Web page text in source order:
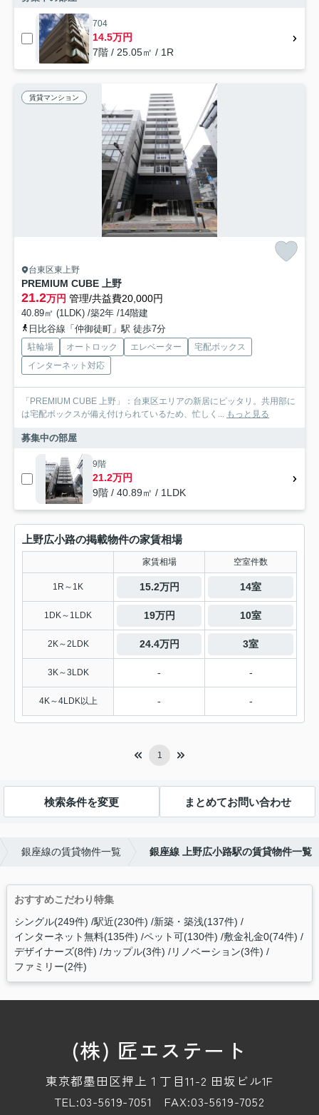
704
14.5万円
7階 / 25.05㎡ / 1R
賃貸マンション
台東区東上野
PREMIUM CUBE 上野
21.2万円 管理/共益費20,000円
40.89㎡ (1LDK) /築2年 /14階建
日比谷線「仲御徒町」駅 徒歩7分
駐輪場 オートロック エレベーター
宅配ボックス
インターネット対応
「PREMIUM CUBE 上野」：台東区エリアの新居にピッタリ。共用部に
は宅配ボックスが備え付けられているため、忙しく... もっと見る
募集中の部屋
9階
21.2万円
9階 / 40.89㎡ / 1LDK
上野広小路の掲載物件の家賃相場
家賃相場 空室件数
1R～1K 15.2万円 14室
1DK～1LDK 19万円 10室
2K～2LDK 24.4万円 3室
3K～3LDK - -
4K～4LDK以上 - -
1
検索条件を変更 まとめてお問い合わせ
銀座線の賃貸物件一覧 銀座線 上野広小路駅の賃貸物件一覧
おすすめこだわり特集
シングル(249件) 駅近(230件) 新築・築浅(137件)
インターネット無料(135件) ペット可(130件) 敷金礼金0(74件)
デザイナーズ(8件) カップル(3件) リノベーション(3件)
ファミリー(2件)
(株) 匠エステート
東京都墨田区押上１丁目11-2 田坂ビル1F
TEL:03-5619-7051 FAX:03-5619-7052